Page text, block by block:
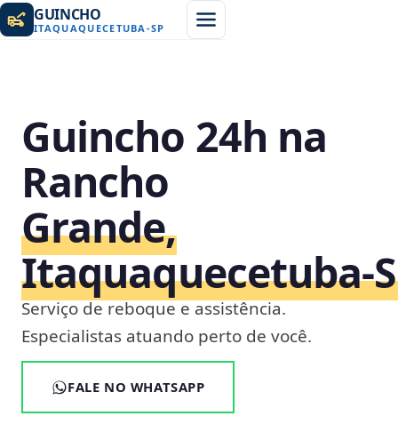
GUINCHO
ITAQUAQUECETUBA -SP
Guincho 24h na
Rancho
Grande,
Serviço de reboque e assistência.
Especialistas atuando perto de você.
FALE NO WHATSAPP